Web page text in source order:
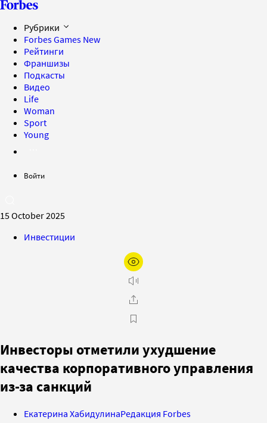
Рубрики
Forbes Games New
Рейтинги
Франшизы
Подкасты
Видео
Life
Woman
Sport
Young
Войти
15 October 2025
Инвестиции
Инвесторы отметили ухудшение
качества корпоративного управления
из-за санкций
Екатерина ХабидулинаРедакция Forbes